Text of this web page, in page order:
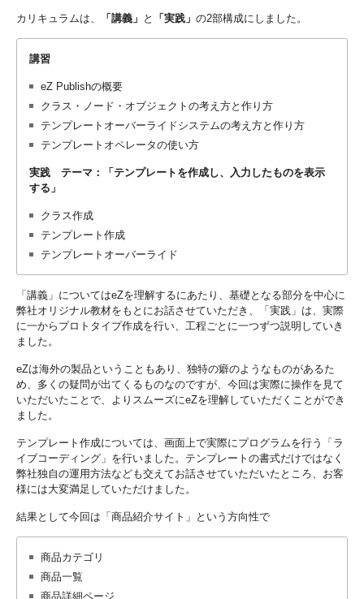
カリキュラムは、 「講義」 と 「実践」 の2部構成にしました。
講習
eZ Publishの概要
クラス・ノード・オブジェクトの考え方と作り方
テンプレートオーバーライドシステムの考え方と作り方
テンプレートオペレータの使い方
実践 テーマ：「テンプレートを作成し、入力したものを表示
する」
クラス作成
テンプレート作成
テンプレートオーバーライド
「講義」についてはeZを理解するにあたり、基礎となる部分を中心に
弊社オリジナル教材をもとにお話させていただき、「実践」は、実際
に一からプロトタイプ作成を行い、工程ごとに一つずつ説明していき
ました。
eZは海外の製品ということもあり、独特の癖のようなものがあるた
め、多くの疑問が出てくるものなのですが、今回は実際に操作を見て
いただいたことで、よりスムーズにeZを理解していただくことができ
ました。
テンプレート作成については、画面上で実際にプログラムを行う「ラ
イブコーディング」を行いました。テンプレートの書式だけではなく
弊社独自の運用方法なども交えてお話させていただいたところ、お客
様には大変満足していただけました。
結果として今回は「商品紹介サイト」という方向性で
商品カテゴリ
商品一覧
商品詳細ページ